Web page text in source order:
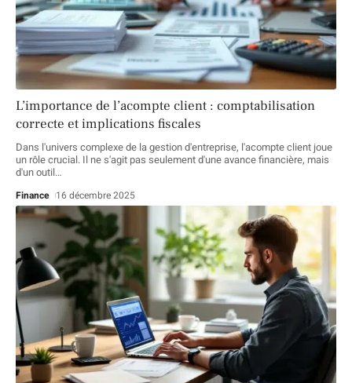
L’importance de l’acompte client : comptabilisation
correcte et implications fiscales
Dans l'univers complexe de la gestion d'entreprise, l'acompte client joue
un rôle crucial. Il ne s'agit pas seulement d'une avance financière, mais
d'un outil…
Finance 16 décembre 2025